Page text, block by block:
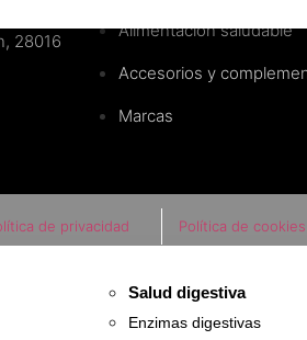
Salud digestiva
Enzimas digestivas
28016
Alimentación saludable
Accesorios y
Marcas
de privacidad Política de cookies